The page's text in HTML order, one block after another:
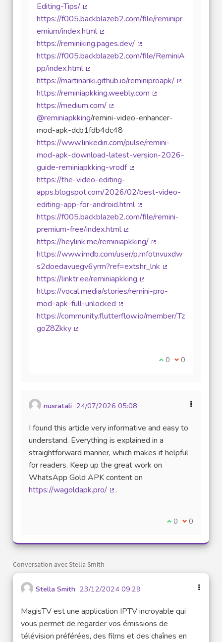
Editing-Tips/
(Lien externe)
https://f005.backblazeb2.com/file/reminipr
emium/index.html
(Lien externe)
https://reminiking.pages.dev/
(Lien externe)
https://f005.backblazeb2.com/file/ReminiA
pp/index.html
(Lien externe)
https://martinariki.github.io/reminiproapk/
https://reminiapkking.weebly.com
https://medium.com/
(Lien externe)
@reminiapkking/remini-video-enhancer-
mod-apk-dcb1fdb4dc48
https://www.linkedin.com/pulse/remini-
mod-apk-download-latest-version-2026-
guide-reminiapkking-vrodf
https://the-video-editing-
apps.blogspot.com/2026/02/best-video-
editing-app-for-android.html
(Lien externe)
https://f005.backblazeb2.com/file/remini-
premium-free/index.html
(Lien externe)
https://heylink.me/reminiapkking/
(Lien externe)
https://www.imdb.com/user/p.mfotnvuxdw
s2doedavuegv6yrm?ref=extshr_lnk
https://linktr.ee/reminiapkking
(Lien externe)
https://vocal.media/stories/remini-pro-
mod-apk-full-unlocked
(Lien externe)
https://community.flutterflow.io/member/Tz
goZ8Zkky
Je suis d'accord
0 Je ne suis
0
nusratali 24/07/2026 05:08
I found this article very informative and easy to
understand. Everything is explained in a
straightforward manner, which makes it helpful
for readers. Keep up the great work on
WhatsApp Gold APK content on
https://wagoldapk.pro/
.
Je suis d'accord
0 Je ne suis
0
Conversation avec Stella Smith
Stella Smith 23/12/2024 09:29
MagisTV est une application IPTV incroyable qui
vous permet de regarder vos émissions de
télévision préférées, des films et des chaînes en